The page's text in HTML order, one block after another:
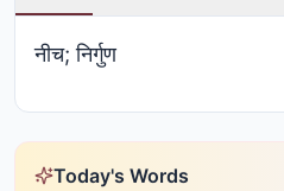
नीच; निर्गुण
Today's Words